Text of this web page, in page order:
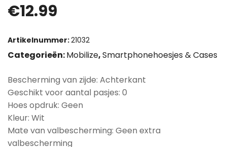
€12.99
Artikelnummer:21032
Categorieën:Mobilize,Smartphonehoesjes & Cases
Bescherming van zijde: Achterkant
Geschikt voor aantal pasjes: 0
Hoes opdruk: Geen
Kleur: Wit
Mate van valbescherming: Geen extra
valbescherming